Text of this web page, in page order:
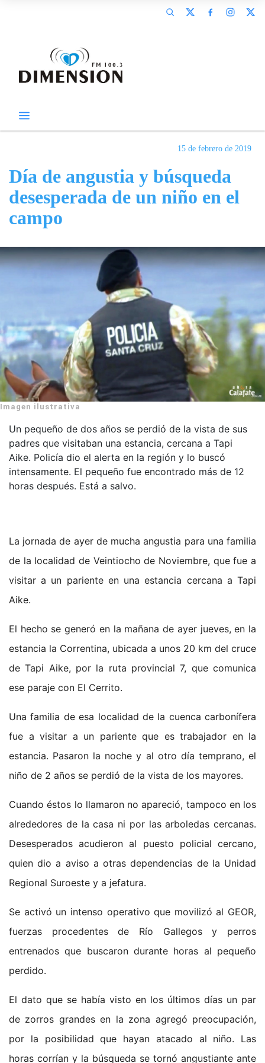
15 de febrero de 2019
Día de angustia y búsqueda
desesperada de un niño en el
campo
Imagen ilustrativa
Un pequeño de dos años se perdió de la vista de sus
padres que visitaban una estancia, cercana a Tapi
Aike. Policía dio el alerta en la región y lo buscó
intensamente. El pequeño fue encontrado más de 12
horas después. Está a salvo.
La jornada de ayer de mucha angustia para una familia
de la localidad de Veintiocho de Noviembre, que fue a
visitar a un pariente en una estancia cercana a Tapi
Aike.
El hecho se generó en la mañana de ayer jueves, en la
estancia la Correntina, ubicada a unos 20 km del cruce
de Tapi Aike, por la ruta provincial 7, que comunica
ese paraje con El Cerrito.
Una familia de esa localidad de la cuenca carbonífera
fue a visitar a un pariente que es trabajador en la
estancia. Pasaron la noche y al otro día temprano, el
niño de 2 años se perdió de la vista de los mayores.
Cuando éstos lo llamaron no apareció, tampoco en los
alrededores de la casa ni por las arboledas cercanas.
Desesperados acudieron al puesto policial cercano,
quien dio a aviso a otras dependencias de la Unidad
Regional Suroeste y a jefatura.
Se activó un intenso operativo que movilizó al GEOR,
fuerzas procedentes de Río Gallegos y perros
entrenados que buscaron durante horas al pequeño
perdido.
El dato que se había visto en los últimos días un par
de zorros grandes en la zona agregó preocupación,
por la posibilidad que hayan atacado al niño. Las
horas corrían y la búsqueda se tornó angustiante ante